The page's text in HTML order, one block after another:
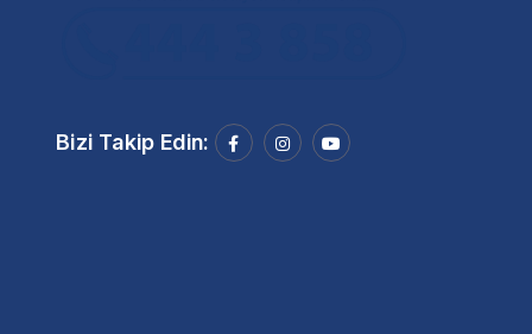
Bizi Takip Edin: